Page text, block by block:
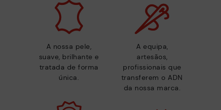
A nossa pele,
suave, brilhante e
tratada de forma
única.
A equipa,
artesãos,
profissionais que
transferem o ADN
da nossa marca.